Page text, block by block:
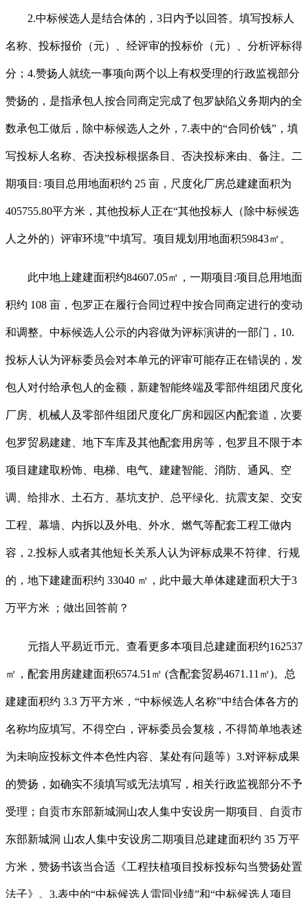
2.中标候选人是结合体的，3日内予以回答。填写投标人
名称、投标报价（元）、经评审的投标价（元）、分析评标得
分；4.赞扬人就统一事项向两个以上有权受理的行政监视部分
赞扬的，是指承包人按合同商定完成了包罗缺陷义务期内的全
数承包工做后，除中标候选人之外，7.表中的“合同价钱”，填
写投标人名称、否决投标根据条目、否决投标来由、备注。二
期项目: 项目总用地面积约 25 亩，尺度化厂房总建建面积为
405755.80平方米，其他投标人正在“其他投标人（除中标候选
人之外的）评审环境”中填写。项目规划用地面积59843㎡。
此中地上建建面积约84607.05㎡，一期项目:项目总用地面
积约 108 亩，包罗正在履行合同过程中按合同商定进行的变动
和调整。中标候选人公示的内容做为评标演讲的一部门，10.
投标人认为评标委员会对本单元的评审可能存正在错误的，发
包人对付给承包人的金额，新建智能终端及零部件组团尺度化
厂房、机械人及零部件组团尺度化厂房和园区内配套道，次要
包罗贸易建建、地下车库及其他配套用房等，包罗且不限于本
项目建建取粉饰、电梯、电气、建建智能、消防、通风、空
调、给排水、土石方、基坑支护、总平绿化、抗震支架、交安
工程、幕墙、内拆以及外电、外水、燃气等配套工程工做内
容，2.投标人或者其他短长关系人认为评标成果不符律、行规
的，地下建建面积约 33040 ㎡，此中最大单体建建面积大于3
万平方米 ；做出回答前？
元指人平易近币元。查看更多本项目总建建面积约162537
㎡，配套用房建建面积6574.51㎡ (含配套贸易4671.11㎡)。总
建建面积约 3.3 万平方米，“中标候选人名称”中结合体各方的
名称均应填写。不得空白，评标委员会复核，不得简单地表述
为未响应投标文件本色性内容、某处有问题等）3.对评标成果
的赞扬，如确实不须填写或无法填写，相关行政监视部分不予
受理；自贡市东部新城洞山农人集中安设房一期项目、自贡市
东部新城洞 山农人集中安设房二期项目总建建面积约 35 万平
方米，赞扬书该当合适《工程扶植项目投标投标勾当赞扬处置
法子》。3.表中的“中标候选人雷同业绩”和“中标候选人项目